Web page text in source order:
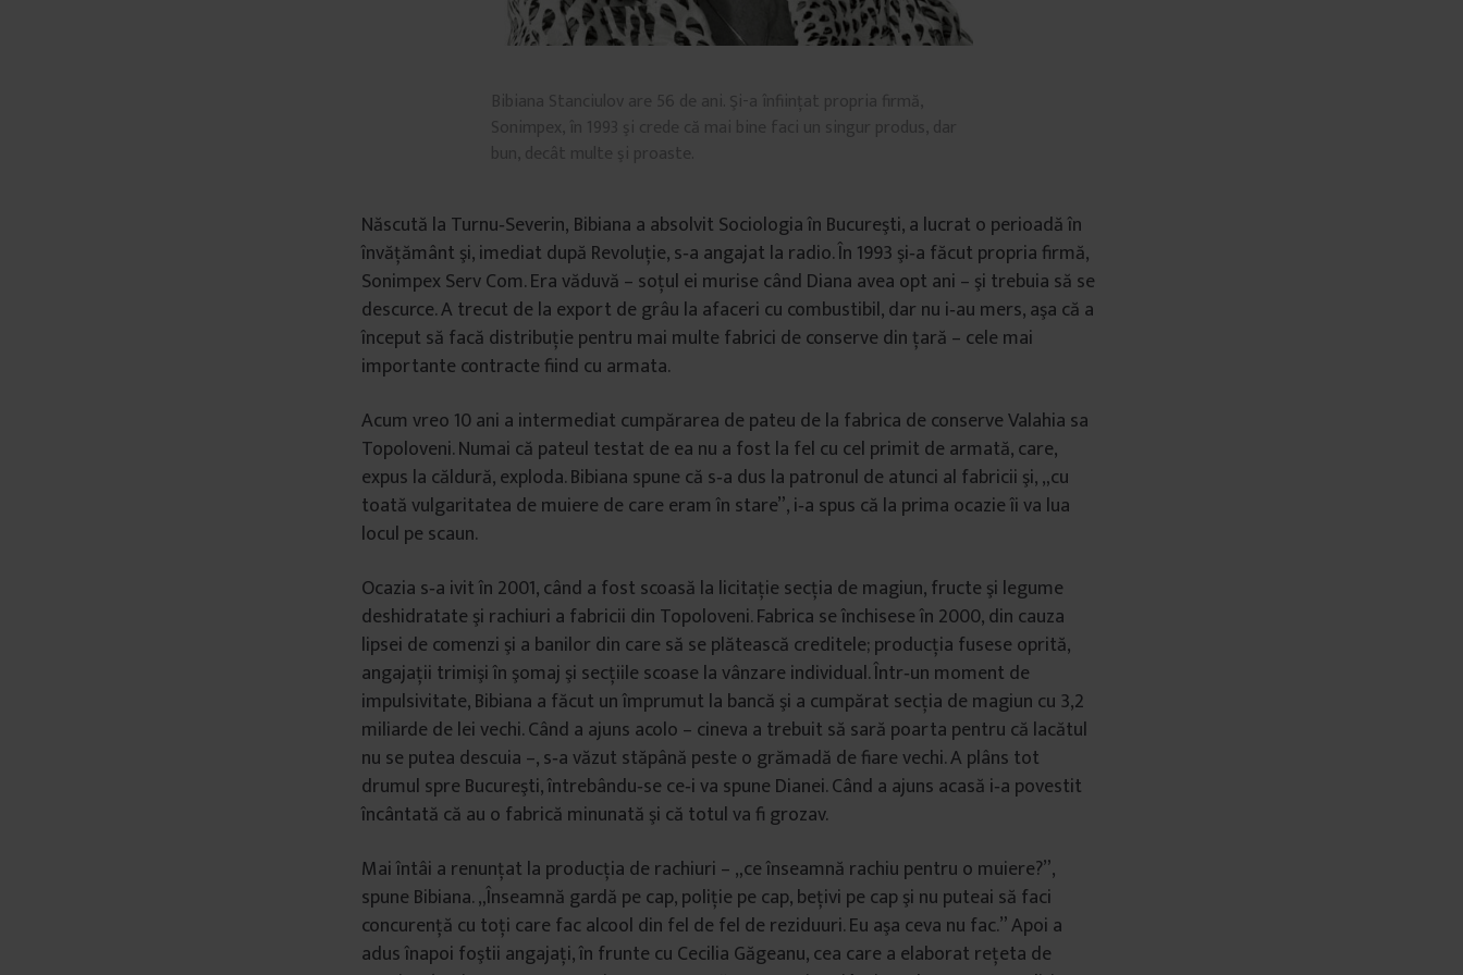
Bibiana Stanciulov are 56 de ani. Şi-a înfiinţat propria firmă,
Sonimpex, în 1993 şi crede că mai bine faci un singur produs, dar
bun, decât multe şi proaste.
Născută la Turnu‐Severin, Bibiana a absolvit Sociologia în Bucureşti, a lucrat o perioadă în
învăţământ şi, imediat după Revoluţie, s‐a angajat la radio. În 1993 şi‐a făcut propria firmă,
Sonimpex Serv Com. Era văduvă – soţul ei murise când Diana avea opt ani – şi trebuia să se
descurce. A trecut de la export de grâu la afaceri cu combustibil, dar nu i‐au mers, aşa că a
început să facă distribuţie pentru mai multe fabrici de conserve din ţară – cele mai
importante contracte fiind cu armata.
Acum vreo 10 ani a intermediat cumpărarea de pateu de la fabrica de conserve Valahia sa
Topoloveni. Numai că pateul testat de ea nu a fost la fel cu cel primit de armată, care,
expus la căldură, exploda. Bibiana spune că s‐a dus la patronul de atunci al fabricii şi, „cu
toată vulgaritatea de muiere de care eram în stare”, i‐a spus că la prima ocazie îi va lua
locul pe scaun.
Ocazia s‐a ivit în 2001, când a fost scoasă la licitaţie secţia de magiun, fructe şi legume
deshidratate şi rachiuri a fabricii din Topoloveni. Fabrica se închisese în 2000, din cauza
lipsei de comenzi şi a banilor din care să se plătească creditele; producţia fusese oprită,
angajaţii trimişi în şomaj şi secţiile scoase la vânzare individual. Într‐un moment de
impulsivitate, Bibiana a făcut un împrumut la bancă şi a cumpărat secţia de magiun cu 3,2
miliarde de lei vechi. Când a ajuns acolo – cineva a trebuit să sară poarta pentru că lacătul
nu se putea descuia –, s‐a văzut stăpână peste o grămadă de fiare vechi. A plâns tot
drumul spre Bucureşti, întrebându‐se ce‐i va spune Dianei. Când a ajuns acasă i‐a povestit
încântată că au o fabrică minunată şi că totul va fi grozav.
Mai întâi a renunţat la producţia de rachiuri – „ce înseamnă rachiu pentru o muiere?”,
spune Bibiana. „Înseamnă gardă pe cap, poliţie pe cap, beţivi pe cap şi nu puteai să faci
concurenţă cu toţi care fac alcool din fel de fel de reziduuri. Eu aşa ceva nu fac.” Apoi a
adus înapoi foştii angajaţi, în frunte cu Cecilia Găgeanu, cea care a elaborat reţeta de